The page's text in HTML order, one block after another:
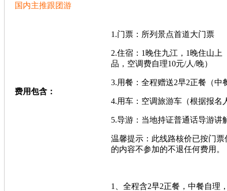
国内主推跟团游
费用包含：
1.门票：所列景点首道大门票
2.住宿：1晚住九江，1晚住山
品，空调费自理10元/人/晚）
3.用餐：全程赠送2早2正餐（
4.用车：空调旅游车（根据报名
5.导游：当地持证普通话导游
温馨提示：此线路核价已按门
的内容不参加的不退任何费用。
1、全程含2早2正餐，中餐自理